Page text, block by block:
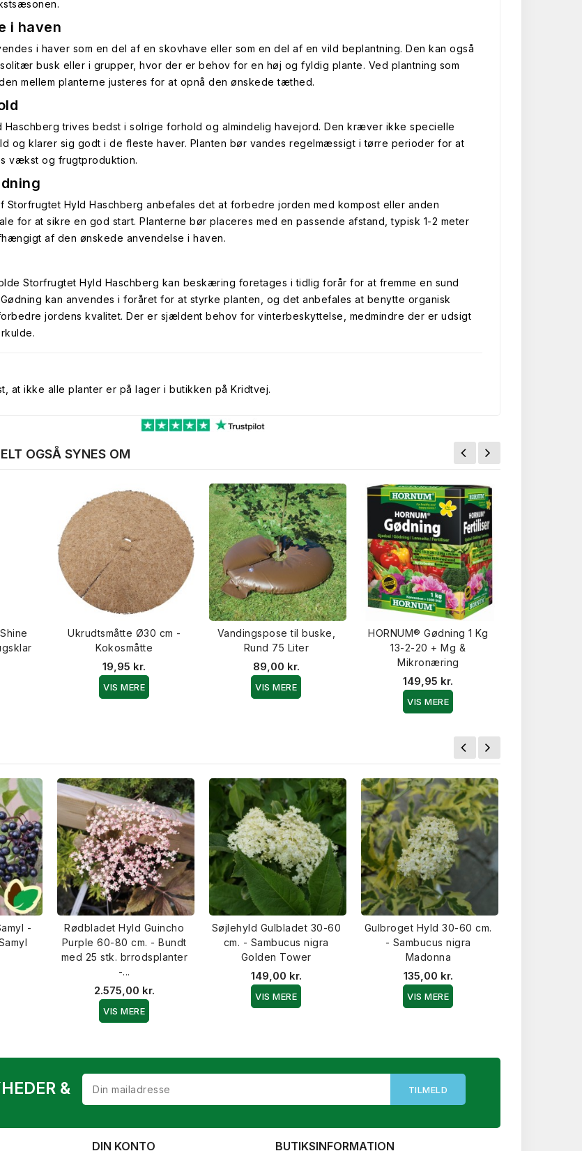
i haven
i haver som en del af en skovhave eller som en del af en vild beplantning. Den kan også
busk eller i grupper, hvor der er behov for en høj og fyldig plante. Ved plantning som
mellem planterne justeres for at opnå den ønskede tæthed.
Haschberg trives bedst i solrige forhold og almindelig havejord. Den kræver ikke specielle
og klarer sig godt i de fleste haver. Planten bør vandes regelmæssigt i tørre perioder for at
vækst og frugtproduktion.
Storfrugtet Hyld Haschberg anbefales det at forbedre jorden med kompost eller anden
for at sikre en god start. Planterne bør placeres med en passende afstand, typisk 1-2 meter
af den ønskede anvendelse i haven.
Storfrugtet Hyld Haschberg kan beskæring foretages i tidlig forår for at fremme en sund
kan anvendes i foråret for at styrke planten, og det anbefales at benytte organisk
jordens kvalitet. Der er sjældent behov for vinterbeskyttelse, medmindre der er udsigt
at ikke alle planter er på lager i butikken på Kridtvej.
OGSÅ SYNES OM
Ukrudtsmåtte Ø30 cm -
Kokosmåtte
19,95 kr.
VIS MERE
Vandingspose til buske,
Rund 75 Liter
89,00 kr.
VIS MERE
HORNUM® Gødning 1 Kg
13-2-20 + Mg &
Mikronæring
149,95 kr.
VIS MERE
-
Rødbladet Hyld Guincho
Purple 60-80 cm. - Bundt
med 25 stk. brrodsplanter
-...
2.575,00 kr.
VIS MERE
Søjlehyld Gulbladet 30-60
cm. - Sambucus nigra
Golden Tower
149,00 kr.
VIS MERE
Gulbroget Hyld 30-60 cm.
- Sambucus nigra
Madonna
135,00 kr.
VIS MERE
&
DIN KONTO BUTIKSINFORMATION